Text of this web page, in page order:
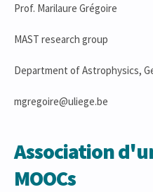
Prof. Marilaure Grégoire
MAST research group
Department of Astrophysics,
mgregoire@uliege.be
Association
MOOCs